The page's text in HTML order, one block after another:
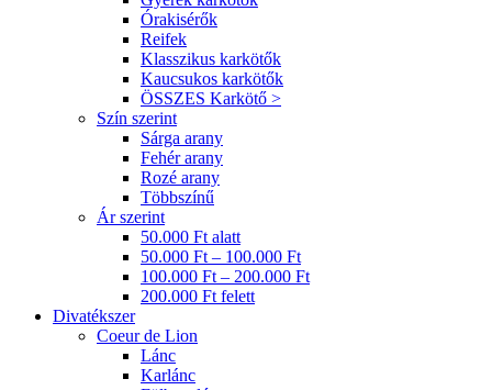
Órakisérők
Reifek
Klasszikus karkötők
Kaucsukos karkötők
ÖSSZES Karkötő >
Szín szerint
Sárga arany
Fehér arany
Rozé arany
Többszínű
Ár szerint
50.000 Ft alatt
50.000 Ft – 100.000 Ft
100.000 Ft – 200.000 Ft
200.000 Ft felett
Divatékszer
Coeur de Lion
Lánc
Karlánc